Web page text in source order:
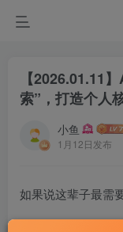
【2026.01.11
索”，打造个人
小鱼
1月12日发布
如果说这辈子最需